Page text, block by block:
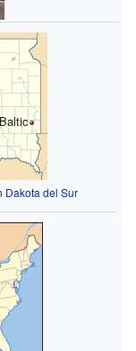
Baltic
Dakota del Sur